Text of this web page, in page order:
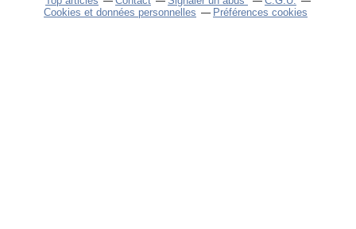
Cookies et données personnelles
Préférences cookies